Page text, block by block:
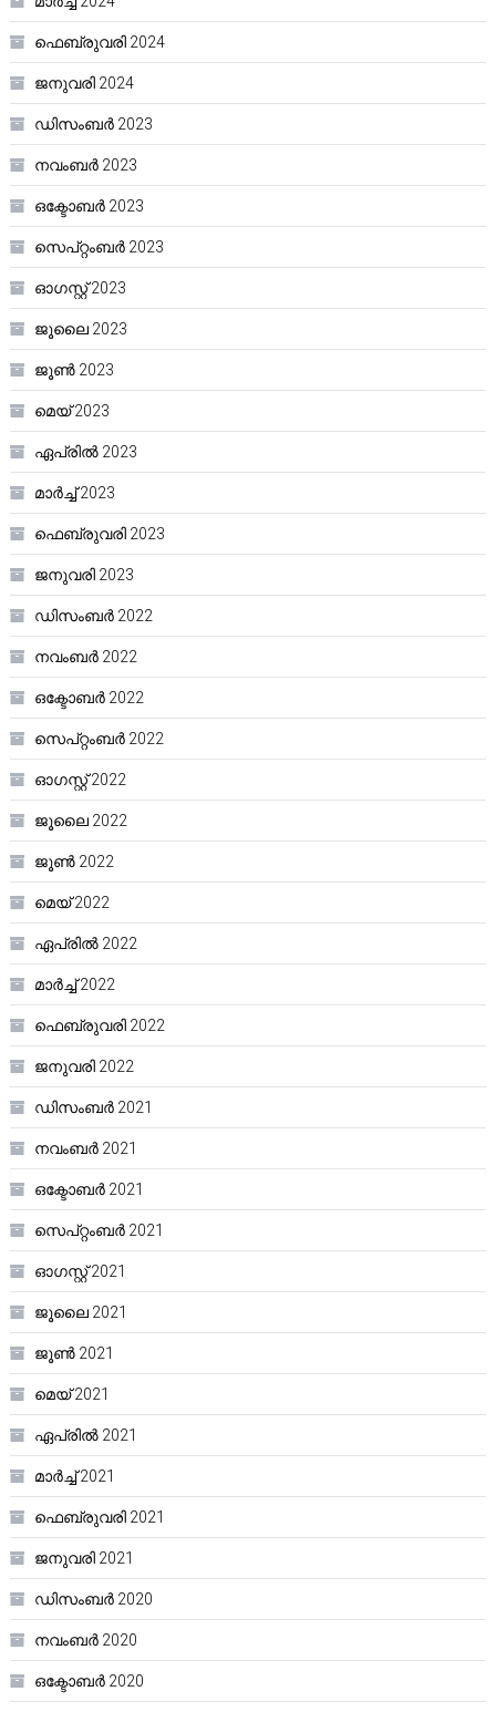
ഫെബ്രുവരി 2024
ജനുവരി 2024
ഡിസംബർ 2023
നവംബർ 2023
ഒക്ടോബർ 2023
സെപ്റ്റംബർ 2023
ഓഗസ്റ്റ്‌ 2023
ജൂലൈ 2023
ജൂൺ 2023
മെയ്‌ 2023
ഏപ്രിൽ 2023
മാർച്ച്‌ 2023
ഫെബ്രുവരി 2023
ജനുവരി 2023
ഡിസംബർ 2022
നവംബർ 2022
ഒക്ടോബർ 2022
സെപ്റ്റംബർ 2022
ഓഗസ്റ്റ്‌ 2022
ജൂലൈ 2022
ജൂൺ 2022
മെയ്‌ 2022
ഏപ്രിൽ 2022
മാർച്ച്‌ 2022
ഫെബ്രുവരി 2022
ജനുവരി 2022
ഡിസംബർ 2021
നവംബർ 2021
ഒക്ടോബർ 2021
സെപ്റ്റംബർ 2021
ഓഗസ്റ്റ്‌ 2021
ജൂലൈ 2021
ജൂൺ 2021
മെയ്‌ 2021
ഏപ്രിൽ 2021
മാർച്ച്‌ 2021
ഫെബ്രുവരി 2021
ജനുവരി 2021
ഡിസംബർ 2020
നവംബർ 2020
ഒക്ടോബർ 2020